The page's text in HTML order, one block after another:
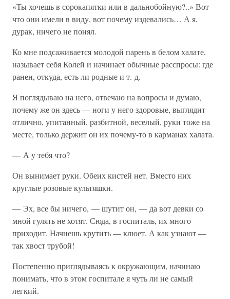
«Ты хочешь в сорокапятки или в дальнобойную?..» Вот
что они имели в виду, вот почему издевались… А я,
дурак, ничего не понял.
Ко мне подсаживается молодой парень в белом халате,
называет себя Колей и начинает обычные расспросы: где
ранен, откуда, есть ли родные и т. д.
Я поглядываю на него, отвечаю на вопросы и думаю,
почему же он здесь — ноги у него здоровые, выглядит
отлично, упитанный, разбитной, веселый, руки тоже на
месте, только держит он их почему-то в карманах халата.
— А у тебя что?
Он вынимает руки. Обеих кистей нет. Вместо них
круглые розовые культяшки.
— Эх, все бы ничего, — шутит он, — да вот девки со
мной гулять не хотят. Сюда, в госпиталь, их много
приходит. Начнешь крутить — клюет. А как узнают —
так хвост трубой!
Постепенно приглядываясь к окружающим, начинаю
понимать, что в этом госпитале я чуть ли не самый
легкий.